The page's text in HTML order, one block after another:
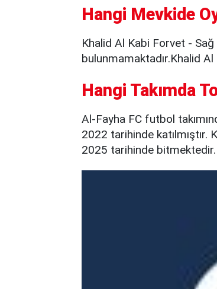
Hangi Mevkide
Khalid Al Kabi Forvet -
bulunmamaktadır.Khalid Al
Hangi Takımda
Al-Fayha FC futbol
2022 tarihinde
2025 tarihinde bitmektedir.